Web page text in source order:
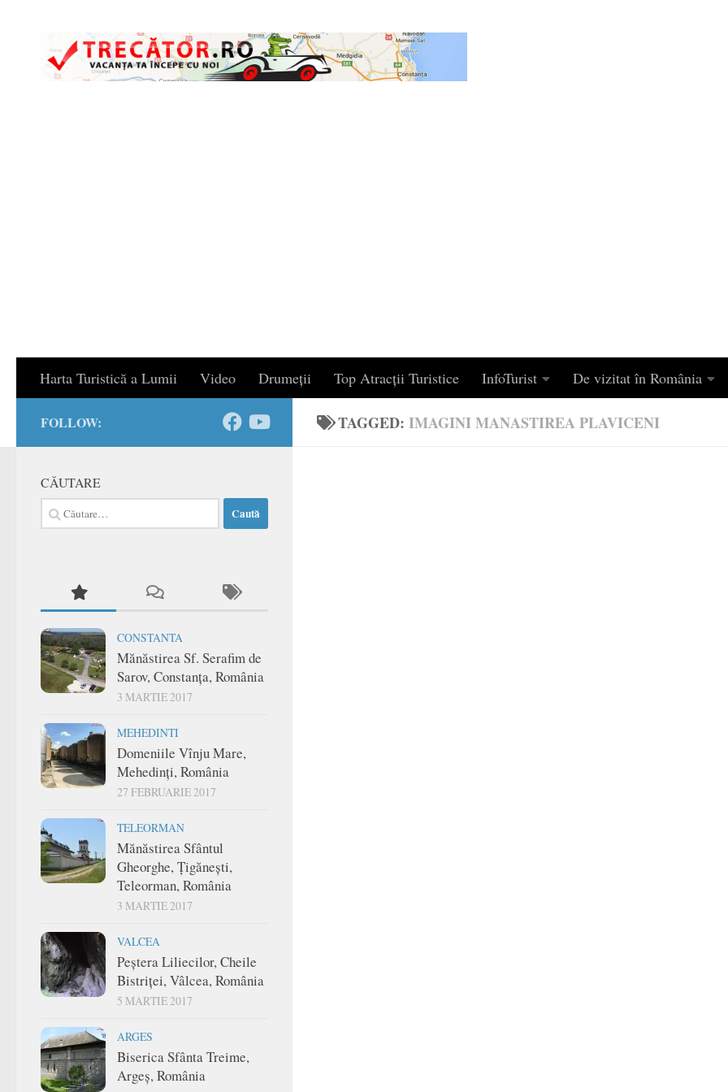
Harta Turistică a Lumii Video Drumeții Top Atracții Turistice InfoTurist De vizitat în România
TAGGED:IMAGINI MANASTIREA PLAVICENI
FOLLOW:
CĂUTARE
Caută
după:
CONSTANTA
Mănăstirea Sf. Serafim de
Sarov, Constanța, România
3 MARTIE 2017
MEHEDINTI
Domeniile Vînju Mare,
Mehedinți, România
27 FEBRUARIE 2017
TELEORMAN
Mănăstirea Sfântul
Gheorghe, Țigănești,
Teleorman, România
3 MARTIE 2017
VALCEA
Peștera Liliecilor, Cheile
Bistriței, Vâlcea, România
5 MARTIE 2017
ARGES
Biserica Sfânta Treime,
Argeș, România